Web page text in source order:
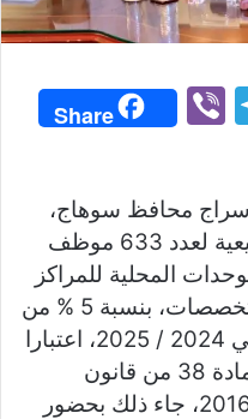
T
gr
a
m
Vi
b
Share
سراج محافظ سوهاج،
اليوم، قرار منح العلاوة التشجيعية لعدد 633 موظف
المحلية للمراكز
والأحياء التابعة، من مختلف التخصصات، بنسبة 5 % من
الأجر الوظيفي عن العام المالي 2024 / 2025، اعتبارا
من 16 يونيو الجاري، ووفقاً للمادة 38 من قانون
الخدمة المدنية رقم 81 لسنة 2016، جاء ذلك بحضور